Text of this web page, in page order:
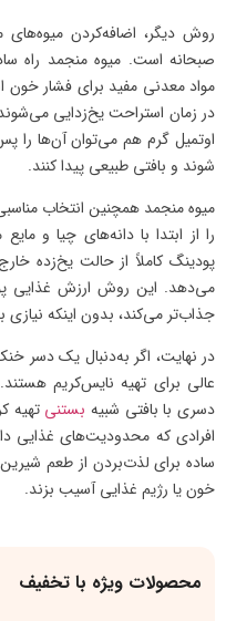
روش دیگر، اضافه‌کردن میوه‌های
صبحانه است. میوه منجمد راه
مواد معدنی مفید برای فشار خون
در زمان استراحت یخ‌زدایی
اوتمیل گرم هم می‌توان آن‌ها را
شوند و بافتی طبیعی پیدا کنند.
میوه منجمد همچنین انتخاب
را از ابتدا با دانه‌های چیا و
پودینگ کاملاً از حالت یخ‌زده
می‌دهد. این روش ارزش غذایی
جذاب‌تر می‌کند، بدون اینکه
در نهایت، اگر به‌دنبال یک دسر
عالی برای تهیه نایس‌کریم
دسری با بافتی شبیه بستنی تهیه
افرادی که محدودیت‌های غذایی
ساده برای لذت‌بردن از طعم
خون یا رژیم غذایی آسیب بزند.
محصولات ویژه با تخفیف